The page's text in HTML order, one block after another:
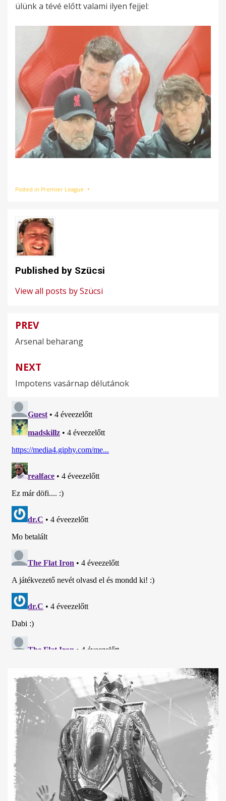
ülünk a tévé előtt valami ilyen fejjel:
Posted in Premier League
Published by Szücsi
View all posts by Szücsi
Bejegyzés
navigáció
PREV
Arsenal beharang
NEXT
Impotens vasárnap délutánok